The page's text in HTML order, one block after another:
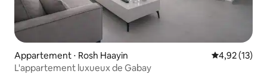
Appartement ⋅ Rosh Haayin Évaluation
4,92 (13)
L'appartement luxueux de Gabay